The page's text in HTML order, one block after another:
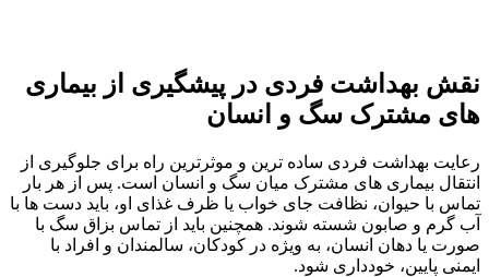
نقش بهداشت فردی در پیشگیری از بیماری‌
های مشترک سگ و انسان
رعایت بهداشت فردی ساده‌ ترین و موثرترین راه برای جلوگیری از
انتقال بیماری‌ های مشترک میان سگ و انسان است. پس از هر بار
تماس با حیوان، نظافت جای خواب یا ظرف غذای او، باید دست‌ ها با
آب گرم و صابون شسته شوند. همچنین باید از تماس بزاق سگ با
صورت یا دهان انسان، به‌ ویژه در کودکان، سالمندان و افراد با
ایمنی پایین، خودداری شود.